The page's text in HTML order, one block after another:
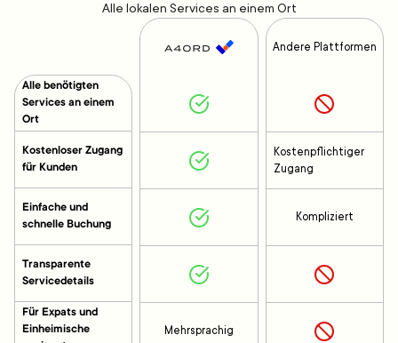
Alle lokalen Services an einem Ort
Alle benötigten
Services an einem
Ort
Kostenloser Zugang
für Kunden
Einfache und
schnelle Buchung
Transparente
Servicedetails
Für Expats und
Einheimische
Mehrsprachig
Andere Plattformen
Kostenpflichtiger
Zugang
Kompliziert